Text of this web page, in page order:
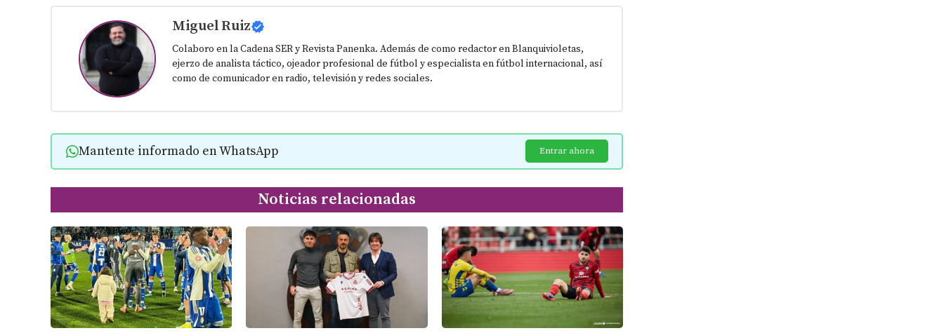
Miguel Ruiz
Colaboro en la Cadena SER y Revista Panenka. Además de como redactor en Blanquivioletas,
ejerzo de analista táctico, ojeador profesional de fútbol y especialista en fútbol internacional, así
como de comunicador en radio, televisión y redes sociales.
Mantente informado en WhatsApp Entrar ahora
Noticias relacionadas